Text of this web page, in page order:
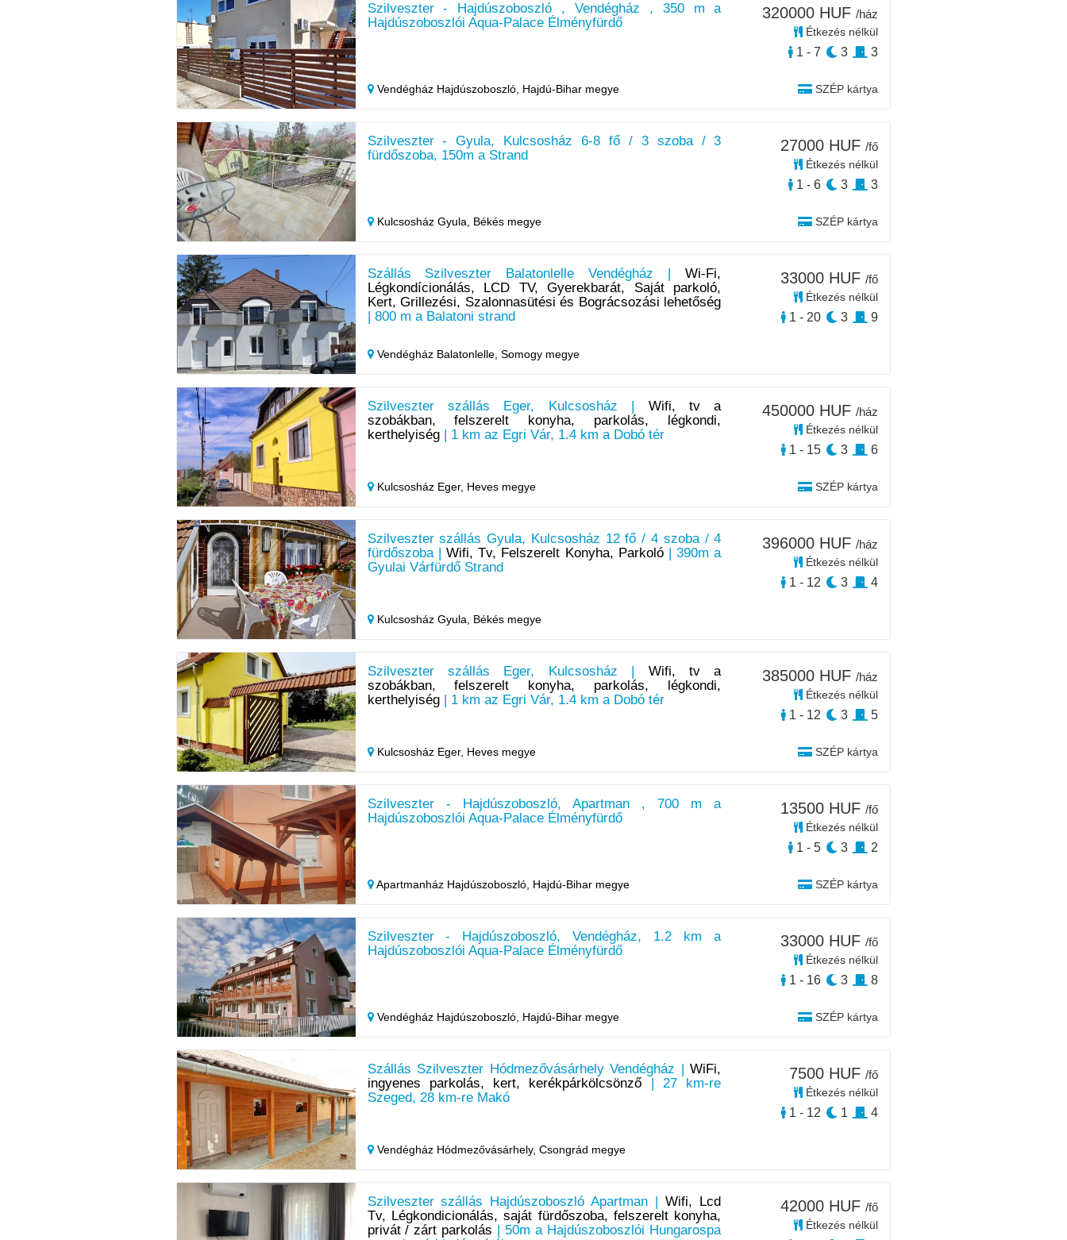
Szilveszter - Hajdúszoboszló , Vendégház , 350 m a
Hajdúszoboszlói Aqua-Palace Élményfürdő
Vendégház Hajdúszoboszló, Hajdú-Bihar megye SZÉP kártya
320000 HUF /ház
Étkezés nélkül
1 - 7 3 3
Szilveszter - Gyula, Kulcsosház 6-8 fő / 3 szoba / 3
fürdőszoba, 150m a Strand
Kulcsosház Gyula, Békés megye SZÉP kártya
27000 HUF /fő
Étkezés nélkül
1 - 6 3 3
Szállás Szilveszter Balatonlelle Vendégház |Wi-Fi,
Légkondícionálás, LCD TV, Gyerekbarát, Saját parkoló,
Kert, Grillezési, Szalonnasütési és Bográcsozási lehetőség
| 800 m a Balatoni strand
Vendégház Balatonlelle, Somogy megye
33000 HUF /fő
Étkezés nélkül
1 - 20 3 9
Szilveszter szállás Eger, Kulcsosház | Wifi, tv a
szobákban, felszerelt konyha, parkolás, légkondi,
kerthelyiség| 1 km az Egri Vár, 1.4 km a Dobó tér
Kulcsosház Eger, Heves megye SZÉP kártya
450000 HUF /ház
Étkezés nélkül
1 - 15 3 6
Szilveszter szállás Gyula, Kulcsosház 12 fő / 4 szoba / 4
fürdőszoba | Wifi, Tv, Felszerelt Konyha, Parkoló| 390m a
Gyulai Várfürdő Strand
Kulcsosház Gyula, Békés megye
396000 HUF /ház
Étkezés nélkül
1 - 12 3 4
Szilveszter szállás Eger, Kulcsosház | Wifi, tv a
szobákban, felszerelt konyha, parkolás, légkondi,
kerthelyiség| 1 km az Egri Vár, 1.4 km a Dobó tér
Kulcsosház Eger, Heves megye SZÉP kártya
385000 HUF /ház
Étkezés nélkül
1 - 12 3 5
Szilveszter - Hajdúszoboszló, Apartman , 700 m a
Hajdúszoboszlói Aqua-Palace Élményfürdő
Apartmanház Hajdúszoboszló, Hajdú-Bihar megye SZÉP kártya
13500 HUF /fő
Étkezés nélkül
1 - 5 3 2
Szilveszter - Hajdúszoboszló, Vendégház, 1.2 km a
Hajdúszoboszlói Aqua-Palace Élményfürdő
Vendégház Hajdúszoboszló, Hajdú-Bihar megye SZÉP kártya
33000 HUF /fő
Étkezés nélkül
1 - 16 3 8
Szállás Szilveszter Hódmezővásárhely Vendégház |WiFi,
ingyenes parkolás, kert, kerékpárkölcsönző | 27 km-re
Szeged, 28 km-re Makó
Vendégház Hódmezővásárhely, Csongrád megye
7500 HUF /fő
Étkezés nélkül
1 - 12 1 4
Szilveszter szállás Hajdúszoboszló Apartman |Wifi, Lcd
Tv, Légkondicionálás, saját fürdőszoba, felszerelt konyha,
privát / zárt parkolás | 50m a Hajdúszoboszlói Hungarospa
42000 HUF /fő
Étkezés nélkül